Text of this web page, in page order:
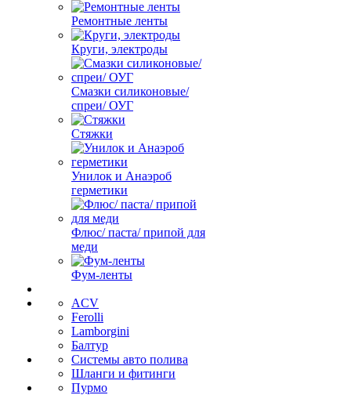
Ремонтные ленты
Круги, электроды
Смазки силиконовые/
спреи/ ОУГ
Стяжки
Унилок и Анаэроб
герметики
Флюс/ паста/ припой для
меди
Фум-ленты
ACV
Ferolli
Lamborgini
Балтур
Системы авто полива
Шланги и фитинги
Пурмо